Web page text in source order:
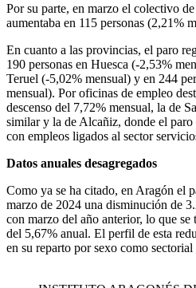
Por su parte, en marzo el colectivo
aumentaba en 115 personas (2,21%
En cuanto a las provincias, el paro
190 personas en Huesca (-2,53%
Teruel (-5,02% mensual) y en 244
mensual). Por oficinas de empleo
descenso del 7,72% mensual, la de
similar y la de Alcañiz, donde el
con empleos ligados al sector
Datos anuales desagregados
Como ya se ha citado, en Aragón el
marzo de 2024 una disminución de
con marzo del año anterior, lo que se
del 5,67% anual. El perfil de esta
en su reparto por sexo como